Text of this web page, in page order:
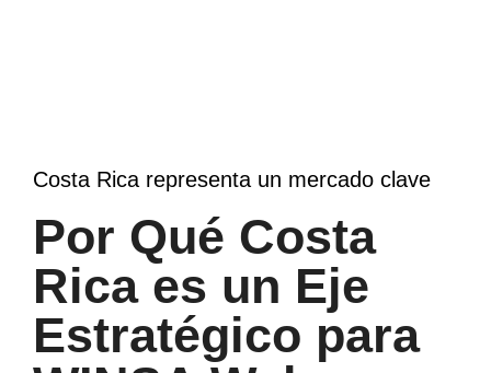
Costa Rica representa un mercado clave
Por Qué Costa
Rica es un Eje
Estratégico para